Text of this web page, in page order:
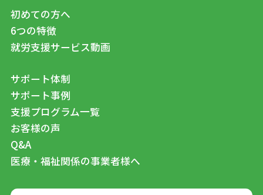
初めての方へ
6つの特徴
就労支援サービス動画
サポート体制
サポート事例
支援プログラム一覧
お客様の声
Q&A
医療・福祉関係の事業者様へ